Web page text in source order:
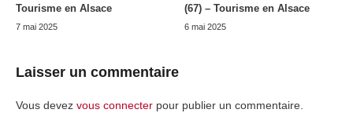
Tourisme en Alsace
7 mai 2025
(67) – Tourisme en Alsace
6 mai 2025
Laisser un commentaire
Vous devez vous connecter pour publier un commentaire.